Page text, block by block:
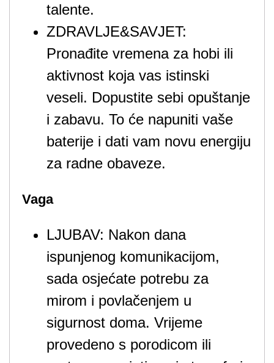
talente.
ZDRAVLJE&SAVJET:
Pronađite vremena za hobi ili
aktivnost koja vas istinski
veseli. Dopustite sebi opuštanje
i zabavu. To će napuniti vaše
baterije i dati vam novu energiju
za radne obaveze.
Vaga
LJUBAV: Nakon dana
ispunjenog komunikacijom,
sada osjećate potrebu za
mirom i povlačenjem u
sigurnost doma. Vrijeme
provedeno s porodicom ili